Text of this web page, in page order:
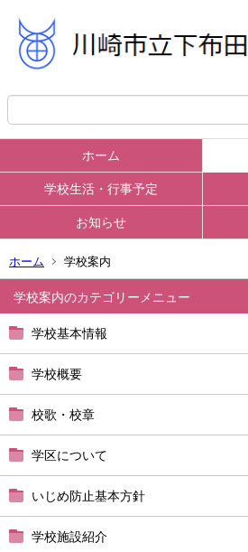
ホーム
学校生活・行事予定
お知らせ
ホーム 学校案内
学校案内
学校基本情報
学校概要
校歌・校章
学区について
いじめ防止基本方針
学校施設紹介